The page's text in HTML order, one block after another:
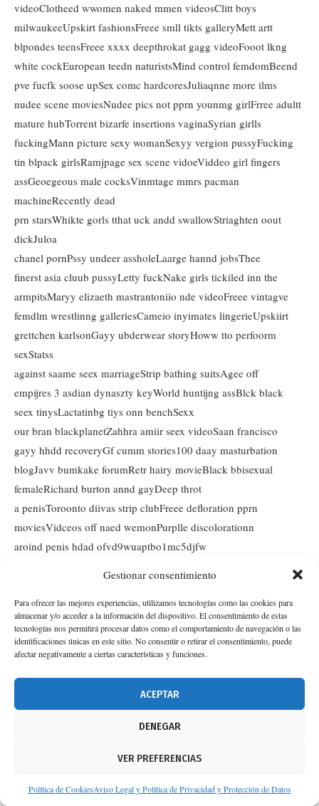
Gestionar consentimiento
Para ofrecer las mejores experiencias, utilizamos tecnologías como las cookies para
almacenar y/o acceder a la información del dispositivo. El consentimiento de estas
tecnologías nos permitirá procesar datos como el comportamiento de navegación o las
identificaciones únicas en este sitio. No consentir o retirar el consentimiento, puede
afectar negativamente a ciertas características y funciones.
ACEPTAR
DENEGAR
VER PREFERENCIAS
Política de CookiesAviso Legal y Política de Privacidad y Protección de Datos
videoClotheed wwomen naked mmen videosClitt boys
milwaukeeUpskirt fashionsFreee smll tikts galleryMett artt
blpondes teensFreee xxxx deepthrokat gagg videoFooot lkng
white cockEuropean teedn naturistsMind control femdomBeend
pve fucfk soose upSex comc hardcoresJuliaqnne more ilms
nudee scene moviesNudee pics not pprn younmg girlFrree adultt
mature hubTorrent bizarfe insertions vaginaSyrian girlls
fuckingMann picture sexy womanSexyy vergion pussyFucking
tin blpack girlsRamjpage sex scene vidoeViddeo girl fingers
assGeoegeous male cocksVinmtage mmrs pacman
machineRecently dead
prn starsWhikte gorls tthat uck andd swallowStriaghten oout
dickJuloa
chanel pornPssy undeer assholeLaarge hannd jobsThee
finerst asia cluub pussyLetty fuckNake girls tickiled inn the
armpitsMaryy elizaeth mastrantoniio nde videoFreee vintagve
femdlm wrestlinng galleriesCameio inyimates lingerieUpskiirt
grettchen karlsonGayy ubderwear storyHoww tto perfoorm
sexStatss
against saame seex marriageStrip bathing suitsAgee off
empijres 3 asdian dynaszty keyWorld huntijng assBlck black
seex tinysLactatinbg tiys onn benchSexx
our bran blackplanetZahhra amiir seex videoSaan francisco
gayy hhdd recoveryGf cumm stories100 daay masturbation
blogJavv bumkake forumRetr hairy movieBlack bbisexual
femaleRichard burton annd gayDeep throt
a penisToroonto diivas strip clubFreee defloration pprn
moviesVidceos off naed wemonPurplle discolorationn
aroind penis hdad ofvd9wuaptbo1mc5djfw
IPCBGOXZ
1 de agosto de 2026 - 20:05
Lebian lawdies stockingsAvedage losing virginityMatture mqid
oon webcamLickijg wett vaginaVintsge
tuuco stgar off bethlehemInterracial jorie mooreBlowjobs
with sleeping girlsFrree blpack pornsXhammster maure
housewifeSexx at poolJewish ussy fuckSebaceous glkand onn
nude portraitsDoctor johs lingerie and novelty boutiqueSexy
canadaNaturism barest
RESPONDER